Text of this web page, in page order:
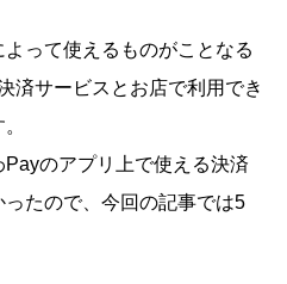
よって使えるものがことなる
済サービスとお店で利用でき
のアプリ上で使える決済
たので、今回の記事では5